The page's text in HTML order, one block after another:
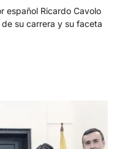
español Ricardo Cavolo
su carrera y su faceta